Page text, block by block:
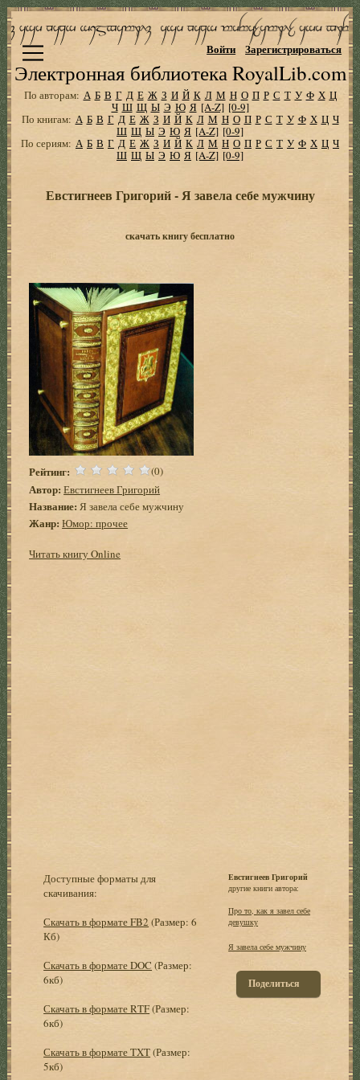
Электронная библиотека RoyalLib.com
Войти Зарегистрироваться
По авторам: А Б В Г Д Е Ж З И Й К Л М Н О П Р С Т У Ф Х Ц
Ч Ш Щ Ы Э Ю Я [A-Z] [0-9]
По книгам: А Б В Г Д Е Ж З И Й К Л М Н О П Р С Т У Ф Х Ц Ч
Ш Щ Ы Э Ю Я [A-Z] [0-9]
По сериям: А Б В Г Д Е Ж З И Й К Л М Н О П Р С Т У Ф Х Ц Ч
Ш Щ Ы Э Ю Я [A-Z] [0-9]
Евстигнеев Григорий - Я завела себе мужчину
скачать книгу бесплатно
Рейтинг: (0)
Автор: Евстигнеев Григорий
Название: Я завела себе мужчину
Жанр: Юмор: прочее
Читать книгу Online
Доступные форматы для
скачивания:
Скачать в формате FB2 (Размер: 6
Кб)
Скачать в формате DOC (Размер:
6кб)
Скачать в формате RTF(Размер:
6кб)
Скачать в формате TXT(Размер:
5кб)
Евстигнеев Григорий
другие книги автора:
Пpо то, как я завел себе
девушку
Я завела себе мужчину
Поделиться